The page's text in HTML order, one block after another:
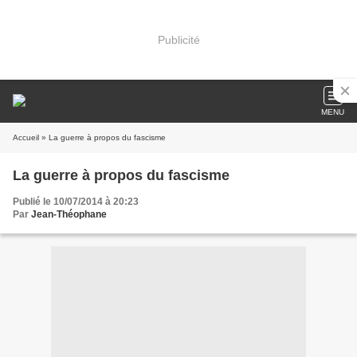
Publicité
MENU
Accueil » La guerre à propos du fascisme
La guerre à propos du fascisme
Publié le 10/07/2014 à 20:23
Par Jean-Théophane